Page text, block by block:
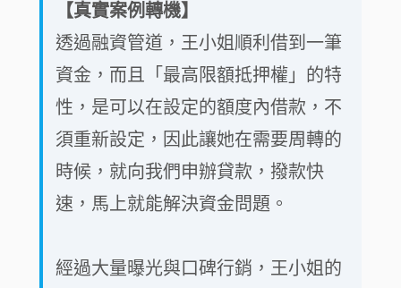
【真實案例轉機】
透過融資管道，王小姐順利借到一筆
資金，而且「最高限額抵押權」的特
性，是可以在設定的額度內借款，不
須重新設定，因此讓她在需要周轉的
時候，就向我們申辦貸款，撥款快
速，馬上就能解決資金問題。
經過大量曝光與口碑行銷，王小姐的